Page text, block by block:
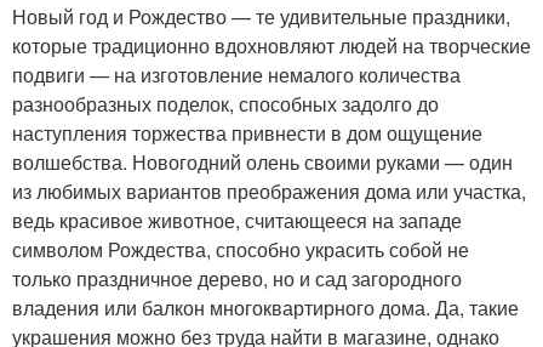
Новый год и Рождество — те удивительные праздники,
которые традиционно вдохновляют людей на творческие
подвиги — на изготовление немалого количества
разнообразных поделок, способных задолго до
наступления торжества привнести в дом ощущение
волшебства. Новогодний олень своими руками — один
из любимых вариантов преображения дома или участка,
ведь красивое животное, считающееся на западе
символом Рождества, способно украсить собой не
только праздничное дерево, но и сад загородного
владения или балкон многоквартирного дома. Да, такие
украшения можно без труда найти в магазине, однако